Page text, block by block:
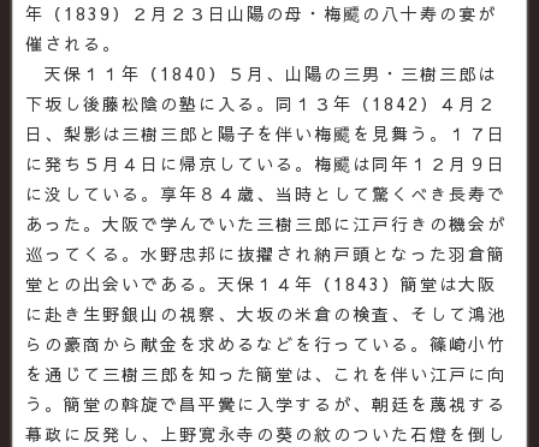
年（1839）２月２３日山陽の母・梅飃の八十寿の宴が
催される。
天保１１年（1840）５月、山陽の三男・三樹三郎は
下坂し後藤松陰の塾に入る。同１３年（1842）４月２
日、梨影は三樹三郎と陽子を伴い梅飃を見舞う。１７日
に発ち５月４日に帰京している。梅飃は同年１２月９日
に没している。享年８４歳、当時として驚くべき長寿で
あった。大阪で学んでいた三樹三郎に江戸行きの機会が
巡ってくる。水野忠邦に抜擢され納戸頭となった羽倉簡
堂との出会いである。天保１４年（1843）簡堂は大阪
に赴き生野銀山の視察、大坂の米倉の検査、そして鴻池
らの豪商から献金を求めるなどを行っている。篠崎小竹
を通じて三樹三郎を知った簡堂は、これを伴い江戸に向
う。簡堂の斡旋で昌平黌に入学するが、朝廷を蔑視する
幕政に反発し、上野寛永寺の葵の紋のついた石燈を倒し